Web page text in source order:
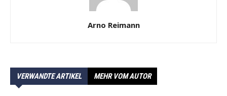
Arno Reimann
VERWANDTE ARTIKEL MEHR VOM AUTOR